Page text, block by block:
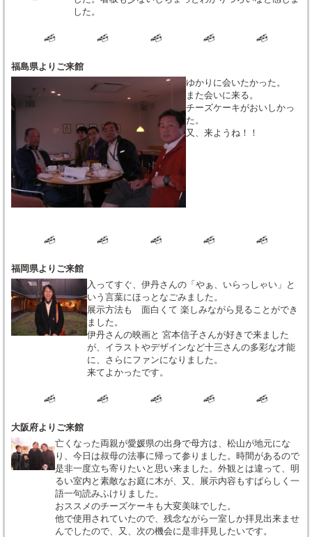
した。
福島県よりご来館
ゆかりに会いたかった。
また会いに来る。
チーズケーキがおいしかっ
た。
又、来ようね！！
福岡県よりご来館
入ってすぐ、伊丹さんの「やぁ、いらっしゃい」と
いう言葉にほっとなごみました。
展示方法も 面白くて 楽しみながら見ることができ
ました。
伊丹さんの映画と 宮本信子さんが好きで来ました
が、イラストやデザインなど十三さんの多彩な才能
に、さらにファンになりました。
来てよかったです。
大阪府よりご来館
亡くなった両親が愛媛県の出身で母方は、松山が地元にな
り、今日は叔母の法事に帰って参りました。時間があるので
是非一度立ち寄りたいと思い来ました。外観とは違って、明
るい室内と素敵なお庭に木が、又、展示内容もすばらしく一
語一句読みふけりました。
おススメのチーズケーキも大変美味でした。
他で使用されていたので、残念ながら一室しか拝見出来ませ
んでしたので、又、次の機会に是非拝見したいです。